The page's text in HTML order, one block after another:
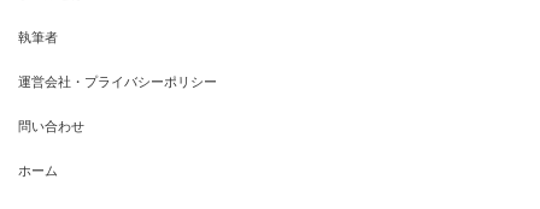
執筆者
運営会社・プライバシーポリシー
問い合わせ
ホーム